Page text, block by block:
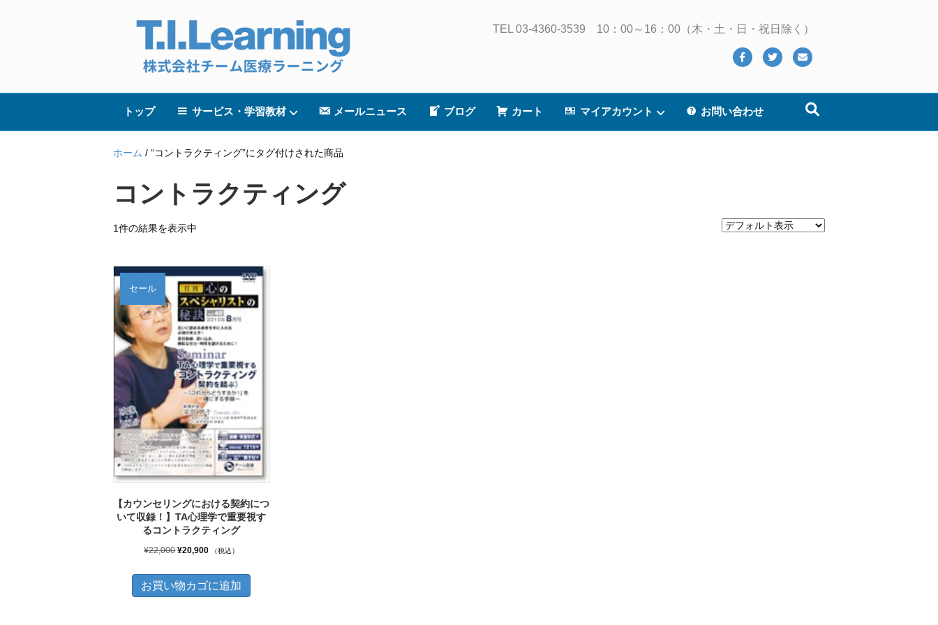
TEL 03-4360-3539 10：00～16：00（木・土・日・祝日除く）
FacebookTwitter
トップ サービス・学習教材 メールニュース ブログ カート マイアカウント お問い合わせ
ホーム / “コントラクティング”にタグ付けされた商品
コントラクティング
1件の結果を表示中
セール
【カウンセリングにおける契約につ
いて収録！】TA心理学で重要視す
るコントラクティング
¥22,000元
価
格
¥20,900現
の
価
（税込）
お買い物カゴに追加